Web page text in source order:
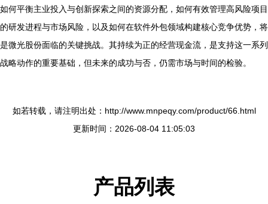
如何平衡主业投入与创新探索之间的资源分配，如何有效管理高风险项目
的研发进程与市场风险，以及如何在软件外包领域构建核心竞争优势，将
是微光股份面临的关键挑战。其持续为正的经营现金流，是支持这一系列
战略动作的重要基础，但未来的成功与否，仍需市场与时间的检验。
如若转载，请注明出处：http://www.mnpeqy.com/product/66.html
更新时间：2026-08-04 11:05:03
产品列表